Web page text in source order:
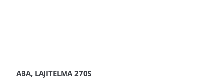
ABA, LAJITELMA 270S